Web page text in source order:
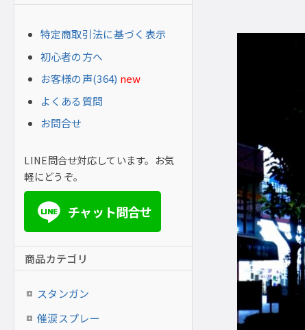
特定商取引法に基づく表示
初心者の方へ
お客様の声(364) new
よくある質問
お問合せ
LINE問合せ対応しています。お気
軽にどうぞ。
LINE チャット問合せ
商品カテゴリ
スタンガン
催涙スプレー